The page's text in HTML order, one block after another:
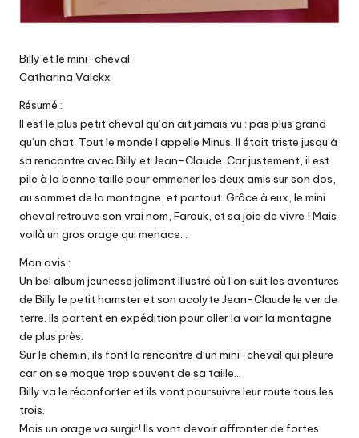
Billy et le mini-cheval
Catharina Valckx
Résumé :
Il est le plus petit cheval qu’on ait jamais vu : pas plus grand
qu’un chat. Tout le monde l’appelle Minus. Il était triste jusqu’à
sa rencontre avec Billy et Jean-Claude. Car justement, il est
pile à la bonne taille pour emmener les deux amis sur son dos,
au sommet de la montagne, et partout. Grâce à eux, le mini
cheval retrouve son vrai nom, Farouk, et sa joie de vivre ! Mais
voilà un gros orage qui menace…
Mon avis :
Un bel album jeunesse joliment illustré où l’on suit les aventures
de Billy le petit hamster et son acolyte Jean-Claude le ver de
terre. Ils partent en expédition pour aller la voir la montagne
de plus près.
Sur le chemin, ils font la rencontre d’un mini-cheval qui pleure
car on se moque trop souvent de sa taille…
Billy va le réconforter et ils vont poursuivre leur route tous les
trois.
Mais un orage va surgir! Ils vont devoir affronter de fortes